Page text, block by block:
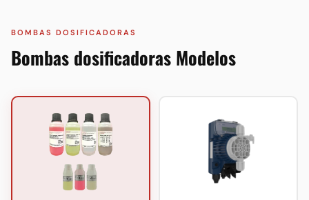
BOMBAS DOSIFICADORAS
Bombas dosificadoras Modelos